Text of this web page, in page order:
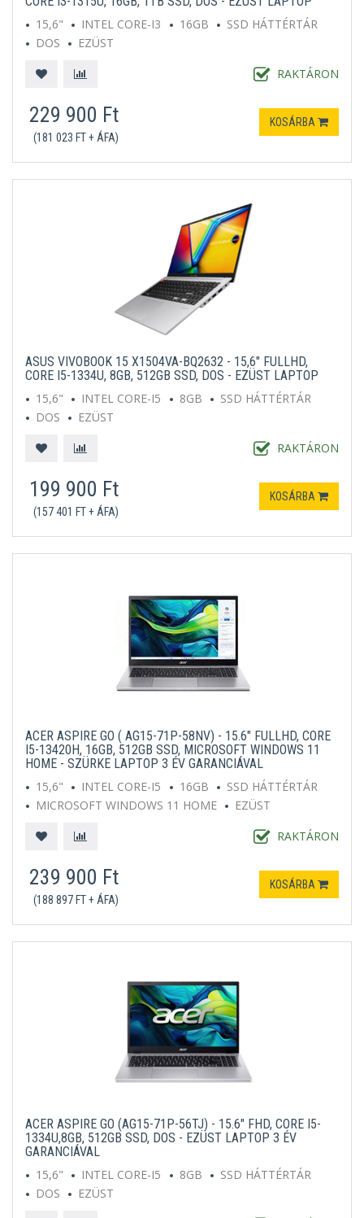
15,6"
INTEL CORE-I3 16GB
SSD HÁTTÉRTÁR
DOS
EZÜST
RAKTÁRON
229 900 Ft
(181 023 FT + ÁFA)
KOSÁRBA
ASUS VIVOBOOK 15 X1504VA-BQ2632 - 15,6" FULLHD,
CORE I5-1334U, 8GB, 512GB SSD, DOS - EZÜST LAPTOP
15,6"
INTEL CORE-I5 8GB
SSD HÁTTÉRTÁR
DOS
EZÜST
RAKTÁRON
199 900 Ft
(157 401 FT + ÁFA)
KOSÁRBA
ACER ASPIRE GO ( AG15-71P-58NV) - 15.6" FULLHD, CORE
I5-13420H, 16GB, 512GB SSD, MICROSOFT WINDOWS 11
HOME - SZÜRKE LAPTOP 3 ÉV GARANCIÁVAL
15,6"
INTEL CORE-I5 16GB
SSD HÁTTÉRTÁR
MICROSOFT WINDOWS 11 HOME
EZÜST
RAKTÁRON
239 900 Ft
(188 897 FT + ÁFA)
KOSÁRBA
ACER ASPIRE GO (AG15-71P-56TJ) - 15.6" FHD, CORE I5-
1334U,8GB, 512GB SSD, DOS - EZÜST LAPTOP 3 ÉV
GARANCIÁVAL
15,6"
INTEL CORE-I5 8GB
SSD HÁTTÉRTÁR
DOS
EZÜST